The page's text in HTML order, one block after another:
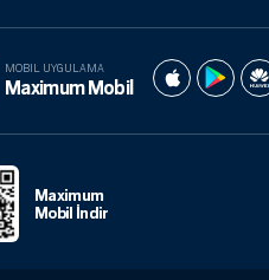
MOBIL UYGULAMA
Maximum Mobil
Maximum
Mobil İndir